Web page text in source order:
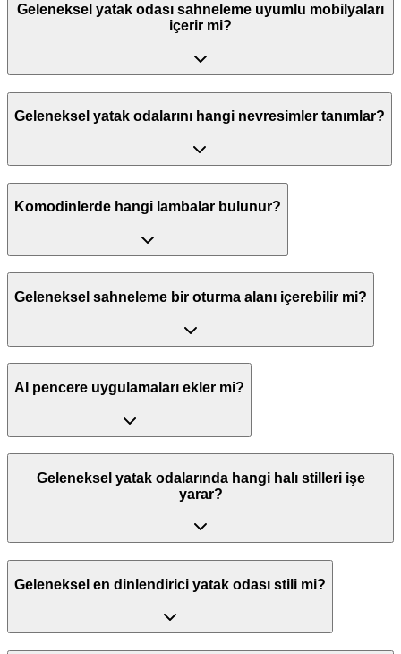
Geleneksel yatak odası sahneleme uyumlu mobilyaları
içerir mi?
Geleneksel yatak odalarını hangi nevresimler tanımlar?
Komodinlerde hangi lambalar bulunur?
Geleneksel sahneleme bir oturma alanı içerebilir mi?
AI pencere uygulamaları ekler mi?
Geleneksel yatak odalarında hangi halı stilleri işe
yarar?
Geleneksel en dinlendirici yatak odası stili mi?